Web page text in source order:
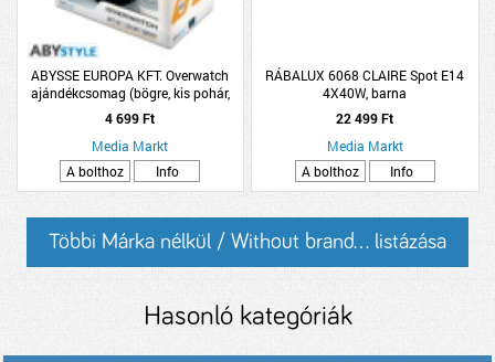
ABYSSE EUROPA KFT. Overwatch
ajándékcsomag (bögre, kis pohár,
pohár) (Kiegészítők/Relikviák)
4 699 Ft
Media Markt
A bolthoz
Info
RÁBALUX 6068 CLAIRE Spot E14
4X40W, barna
22 499 Ft
Media Markt
A bolthoz
Info
Többi Márka nélkül / Without brand... listázása
Hasonló kategóriák